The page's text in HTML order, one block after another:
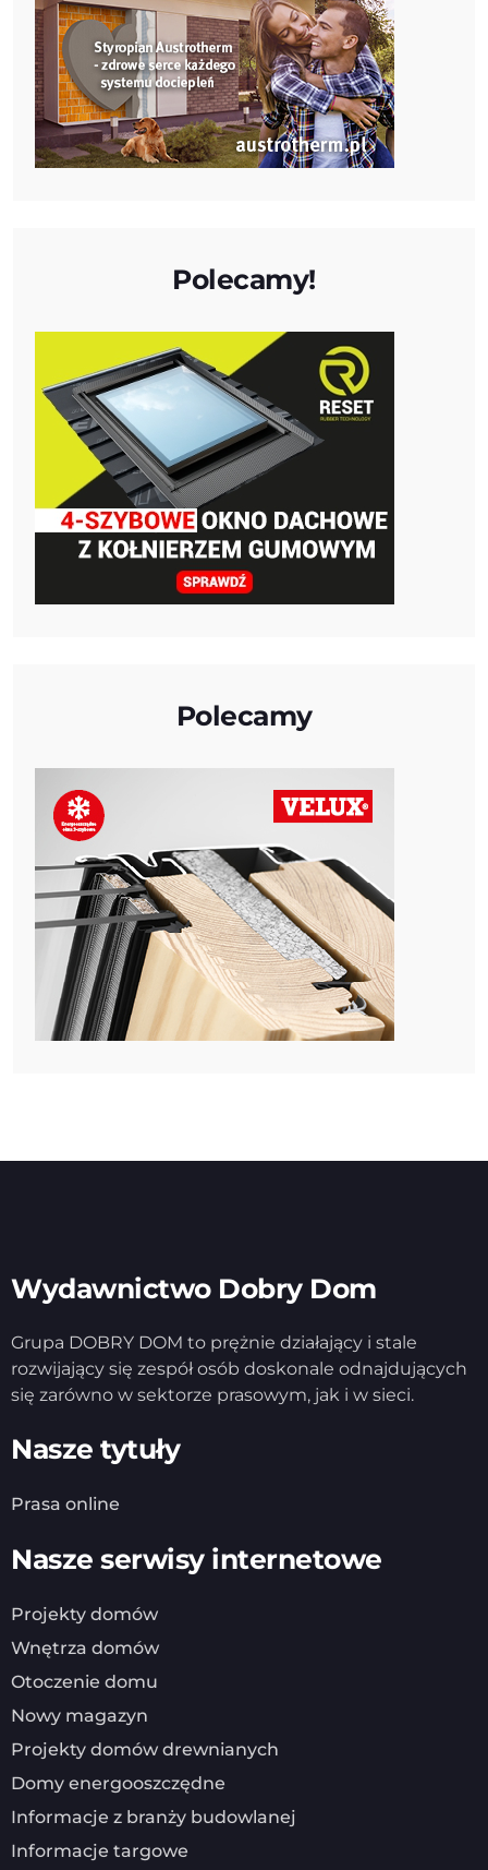
Polecamy!
Polecamy
Wydawnictwo Dobry Dom
Grupa DOBRY DOM to prężnie działający i stale
rozwijający się zespół osób doskonale odnajdujących
się zarówno w sektorze prasowym, jak i w sieci.
Nasze tytuły
Prasa online
Nasze serwisy internetowe
Projekty domów
Wnętrza domów
Otoczenie domu
Nowy magazyn
Projekty domów drewnianych
Domy energooszczędne
Informacje z branży budowlanej
Informacje targowe